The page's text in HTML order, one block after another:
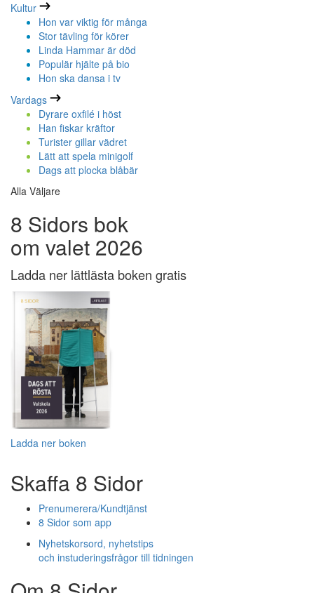
Kultur
Hon var viktig för många
Stor tävling för körer
Linda Hammar är död
Populär hjälte på bio
Hon ska dansa i tv
Vardags
Dyrare oxfilé i höst
Han fiskar kräftor
Turister gillar vädret
Lätt att spela minigolf
Dags att plocka blåbär
Alla Väljare
8 Sidors bok
om valet 2026
Ladda ner lättlästa boken gratis
Ladda ner boken
Skaffa 8 Sidor
Prenumerera/Kundtjänst
8 Sidor som app
Nyhetskorsord, nyhetstips
och instuderingsfrågor till tidningen